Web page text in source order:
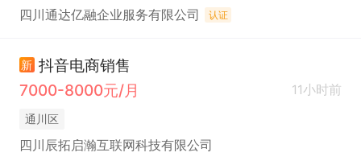
四川通达亿融企业服务有限公司 认证
新 抖音电商销售
7000-8000元/月
11小时前
通川区
四川辰拓启瀚互联网科技有限公司